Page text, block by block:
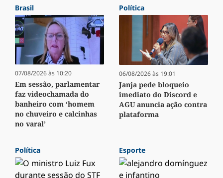
Brasil
07/08/2026 às 10:20
Em sessão, parlamentar
faz videochamada do
banheiro com ‘homem
no chuveiro e calcinhas
no varal’
Política
06/08/2026 às 19:01
Janja pede bloqueio
imediato do Discord e
AGU anuncia ação contra
plataforma
Política Esporte